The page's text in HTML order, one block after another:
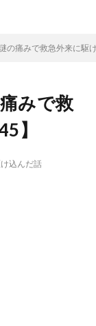
の痛みで救急外来に駆
みで救
】
込んだ話